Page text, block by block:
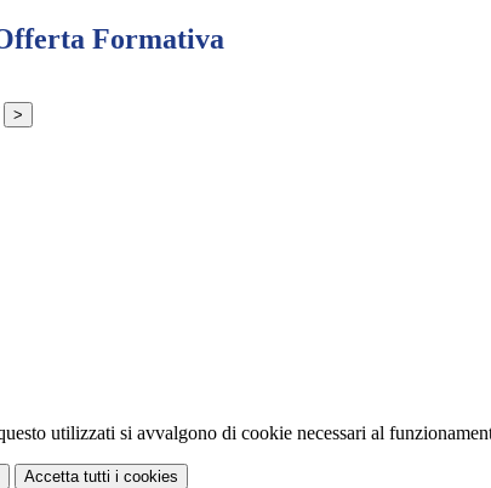
Formativa
>
utilizzati si avvalgono di cookie necessari al
Accetta tutti i cookies